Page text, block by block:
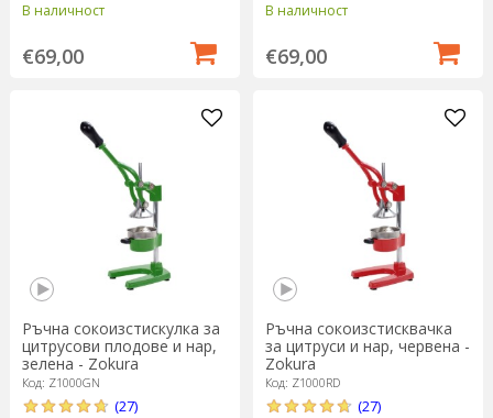
В наличност
€69,00
В наличност
€69,00
Ръчна сокоизстискулка за
цитрусови плодове и нар,
зелена - Zokura
Код: Z1000GN
(27)
Ръчна сокоизстисквачка
за цитруси и нар, червена -
Zokura
Код: Z1000RD
(27)